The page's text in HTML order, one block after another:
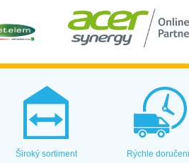
Široký sortiment Rýchle